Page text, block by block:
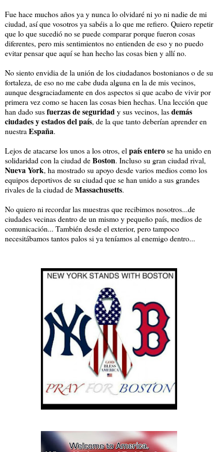
Fue hace muchos años ya y nunca lo olvidaré ni yo ni nadie de mi
ciudad, así que vosotros ya sabéis a lo que me refiero. Quiero repetir
que lo que sucedió no se puede comparar porque fueron cosas
diferentes, pero mis sentimientos no entienden de eso y no puedo
evitar pensar que aquí se han hecho las cosas bien y allí no.
No siento envidia de la unión de los ciudadanos bostonianos o de su
fortaleza, de eso no me cabe duda alguna en la de mis vecinos,
aunque desgraciadamente en dos aspectos si que acabo de vivir por
primera vez como se hacen las cosas bien hechas. Una lección que
han dado susfuerzas de seguridady sus vecinos, lasdemás
ciudades y estados del país, de la que tanto deberían aprender en
nuestra España.
Lejos de atacarse los unos a los otros, el país enterose ha unido en
solidaridad con la ciudad deBoston. Incluso su gran ciudad rival,
Nueva York, ha mostrado su apoyo desde varios medios como los
equipos deportivos de su ciudad que se han unido a sus grandes
rivales de la ciudad deMassachusetts.
No quiero ni recordar las muestras que recibimos nosotros...de
ciudades vecinas dentro de un mismo y pequeño país, medios de
comunicación... También desde el exterior, pero tampoco
necesitábamos tantos palos si ya teníamos al enemigo dentro...